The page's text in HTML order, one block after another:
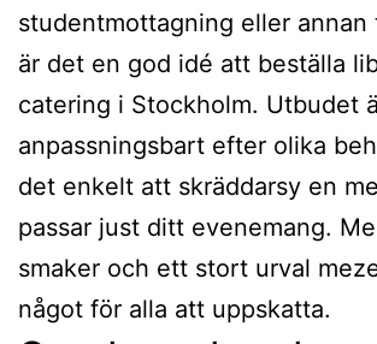
studentmottagning eller annan
är det en god idé att beställa
catering i Stockholm. Utbudet
anpassningsbart efter olika
det enkelt att skräddarsy en
passar just ditt evenemang.
smaker och ett stort urval
något för alla att uppskatta.